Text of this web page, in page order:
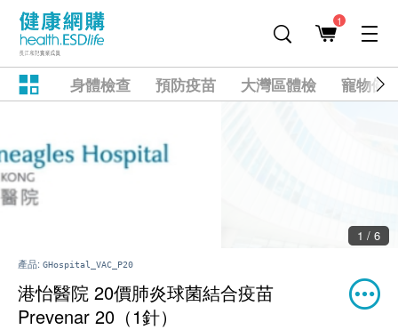
1
身體檢查 預防疫苗 大灣區體檢 寵物健
2 / 6
產品: GHospital_VAC_P20
港怡醫院 20價肺炎球菌結合疫苗
Prevenar 20（1針）